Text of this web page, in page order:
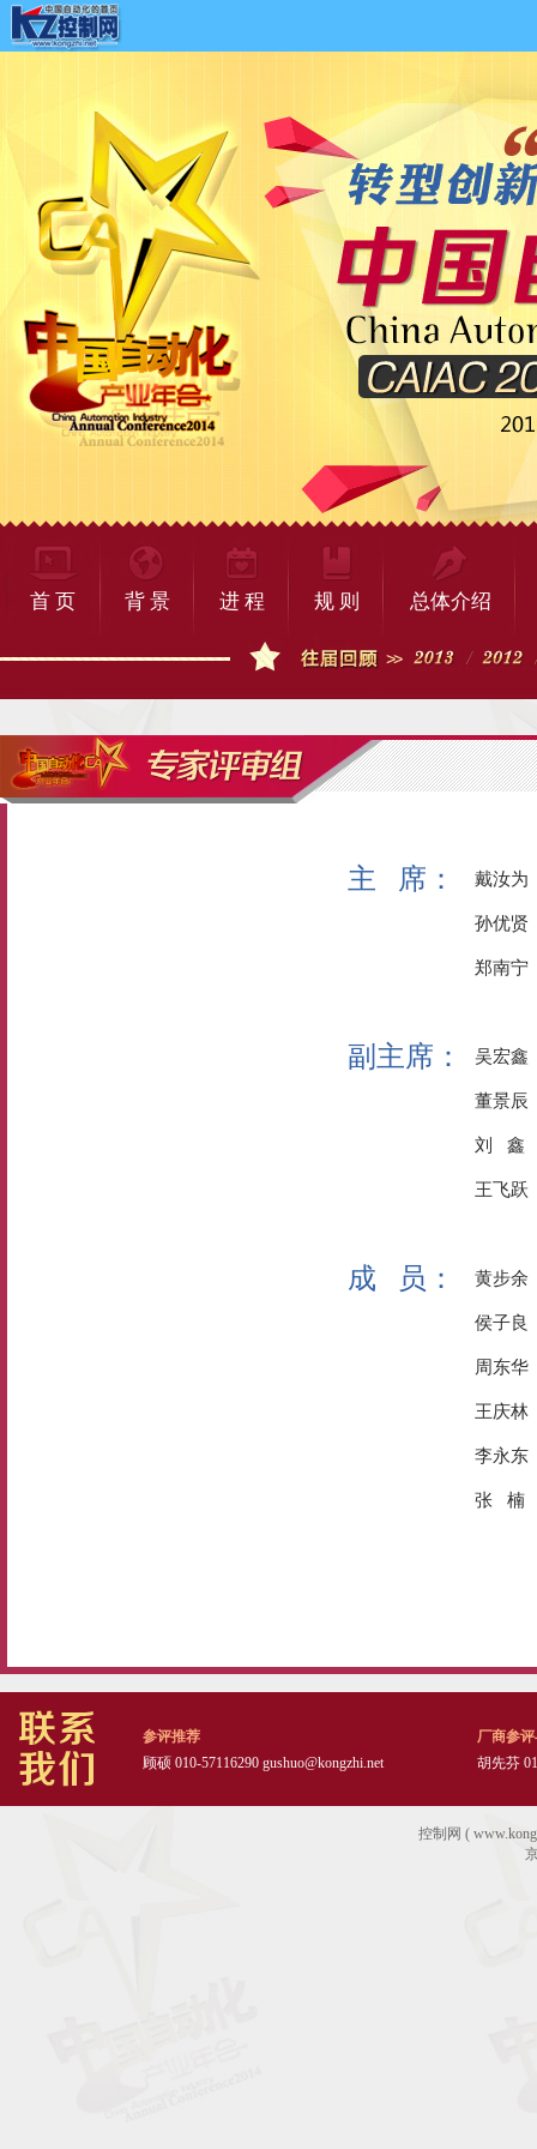
首 页 背 景 进 程 规 则 总体介绍
主 席： 戴汝为
孙优贤
郑南宁
副主席： 吴宏鑫
董景辰
刘 鑫
王飞跃
成 员： 黄步余
侯子良
周东华
王庆林
李永东
张 楠
参评推荐
顾硕 010-57116290 gushuo@kongzhi.net
厂商参
胡先芬
控制网 (